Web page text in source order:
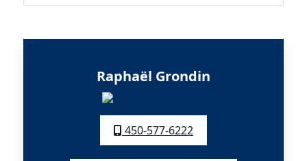
Raphaël Grondin
450-577-6222